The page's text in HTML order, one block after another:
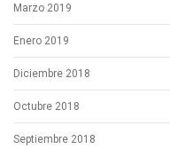
Marzo 2019
Enero 2019
Diciembre 2018
Octubre 2018
Septiembre 2018